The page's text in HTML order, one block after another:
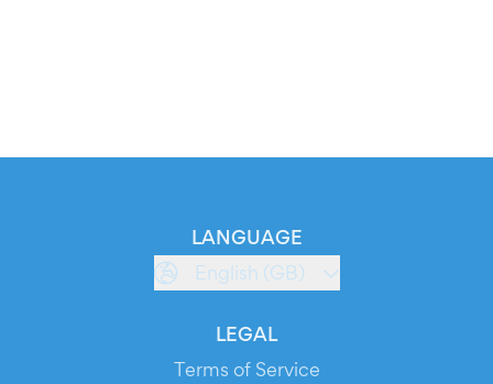
LANGUAGE
English (GB)
LEGAL
Terms of Service